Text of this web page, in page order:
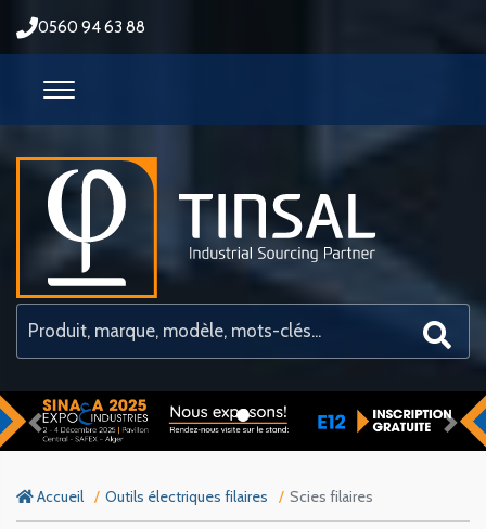
0560 94 63 88
Previous
Accueil Outils électriques filaires Scies filaires